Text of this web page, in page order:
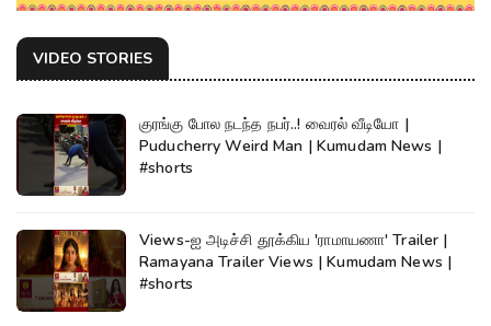
VIDEO STORIES
குரங்கு போல நடந்த நபர்..! வைரல் வீடியோ |
Puducherry Weird Man | Kumudam News |
#shorts
Views-ஐ அடிச்சி தூக்கிய 'ராமாயணா' Trailer |
Ramayana Trailer Views | Kumudam News |
#shorts